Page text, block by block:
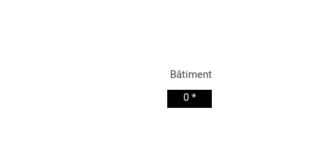
Bâtiment
0 *